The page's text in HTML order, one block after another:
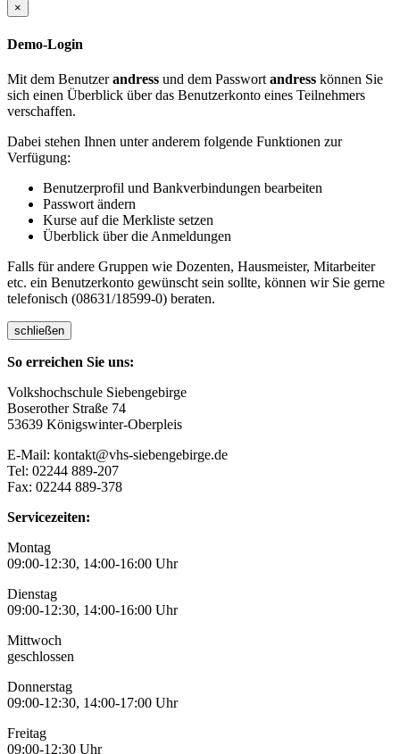
×
Demo-Login
Mit dem Benutzerandress und dem Passwort andress können Sie
sich einen Überblick über das Benutzerkonto eines Teilnehmers
verschaffen.
Dabei stehen Ihnen unter anderem folgende Funktionen zur
Verfügung:
Benutzerprofil und Bankverbindungen bearbeiten
Passwort ändern
Kurse auf die Merkliste setzen
Überblick über die Anmeldungen
Falls für andere Gruppen wie Dozenten, Hausmeister, Mitarbeiter
etc. ein Benutzerkonto gewünscht sein sollte, können wir Sie gerne
telefonisch (08631/18599-0) beraten.
schließen
So erreichen Sie uns:
Volkshochschule Siebengebirge
Boserother Straße 74
53639 Königswinter-Oberpleis
E-Mail: kontakt@vhs-siebengebirge.de
Tel: 02244 889-207
Fax: 02244 889-378
Servicezeiten:
Montag
09:00-12:30, 14:00-16:00 Uhr
Dienstag
09:00-12:30, 14:00-16:00 Uhr
Mittwoch
geschlossen
Donnerstag
09:00-12:30, 14:00-17:00 Uhr
Freitag
09:00-12:30 Uhr